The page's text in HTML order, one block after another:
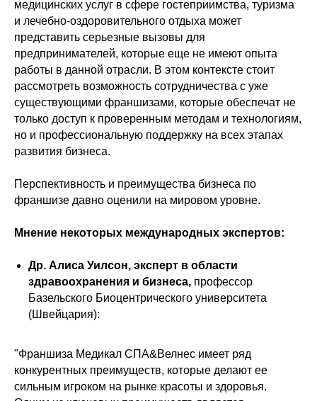
медицинских услуг в сфере гостеприимства, туризма
и лечебно-оздоровительного отдыха может
представить серьезные вызовы для
предпринимателей, которые еще не имеют опыта
работы в данной отрасли. В этом контексте стоит
рассмотреть возможность сотрудничества с уже
существующими франшизами, которые обеспечат не
только доступ к проверенным методам и технологиям,
но и профессиональную поддержку на всех этапах
развития бизнеса.
Перспективность и преимущества бизнеса по
франшизе давно оценили на мировом уровне.
Мнение некоторых международных экспертов:
Др. Алиса Уилсон, эксперт в области
здравоохранения и бизнеса, профессор
Базельского Биоцентрического университета
(Швейцария):
"Франшиза Медикал СПА&Велнес имеет ряд
конкурентных преимуществ, которые делают ее
сильным игроком на рынке красоты и здоровья.